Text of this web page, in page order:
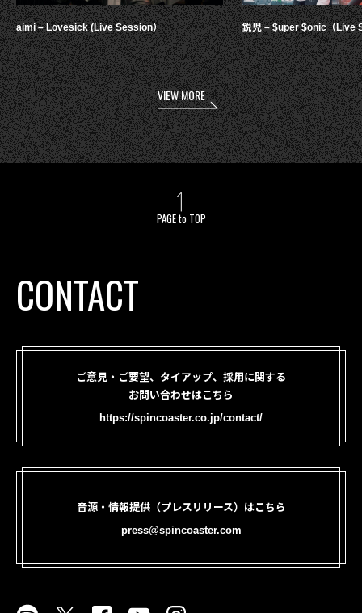
aimi – Lovesick (Live Session） 鋭児 – $uper $onic（Live
VIEW MORE
PAGE to TOP
CONTACT
ご意見・ご要望、タイアップ、採用に関する
お問い合わせはこちら
https://spincoaster.co.jp/contact/
音源・情報提供（プレスリリース）はこちら
press@spincoaster.com